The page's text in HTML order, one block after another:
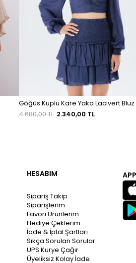
Göğüs Kuplu Kare Yaka Lacivert Bluz
4.680,00 TL 2.340,00 TL
HESABIM
Sipariş Takip
Siparişlerim
Favori Ürünlerim
Hediye Çeklerim
İade & İptal Şartları
Sıkça Sorulan Sorular
UPS Kurye Çağır
Üyeliksiz Kolay İade